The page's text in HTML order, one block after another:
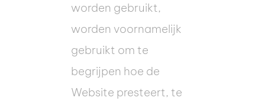
worden gebruikt,
worden voornamelijk
gebruikt om te
begrijpen hoe de
Website presteert, te